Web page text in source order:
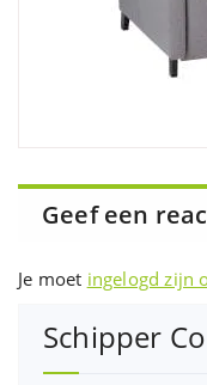
Geef een
Je moet ingelogd zijn
Schipper